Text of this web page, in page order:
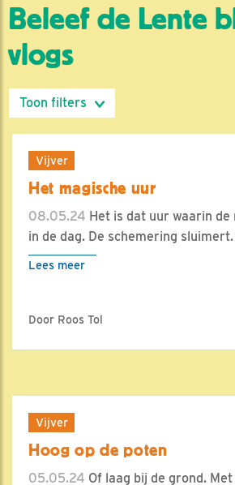
Beleef de Lente
vlogs
Vijver
Het magische uur
08.05.24 Het is dat uur waarin
in de dag. De schemering
Lees meer
Door Roos Tol
Vijver
Hoog op de poten
05.05.24 Of laag bij de grond.